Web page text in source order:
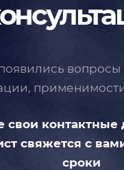
вопросы
свои
свяжется с
сроки